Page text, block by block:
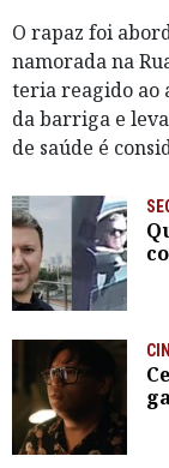
O rapaz foi
namorada na
teria reagido ao
da barriga e
de saúde é